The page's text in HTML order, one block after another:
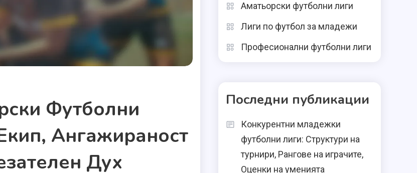
Футболни
Ангажираност
Дух
Аматьорски футболни лиги
Лиги по футбол за младежи
Професионални футболни лиги
Последни публикации
Конкурентни младежки
футболни лиги: Структури на
турнири, Рангове на играчите,
Оценки на уменията